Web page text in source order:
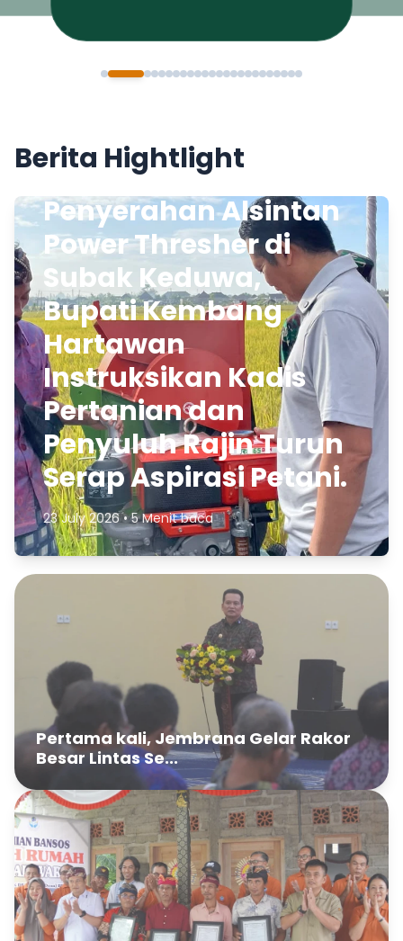
Berita Hightlight
Penyerahan Alsintan
Power Thresher di
Subak Keduwa,
Bupati Kembang
Hartawan
Instruksikan Kadis
Pertanian dan
Penyuluh Rajin Turun
Serap Aspirasi Petani.
23 July 2026 • 5 Menit baca
Pertama kali, Jembrana Gelar Rakor
Besar Lintas Se...